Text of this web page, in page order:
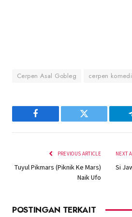
Cerpen Asal Gobleg cerpen komedi
Facebook Twitter
PREVIOUS ARTICLE
Tuyul Pikmars (Piknik Ke Mars)
Naik Ufo
NEXT
Si
POSTINGAN TERKAIT